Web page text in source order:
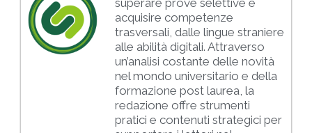
acquisire competenze
trasversali, dalle lingue straniere
alle abilità digitali. Attraverso
un’analisi costante delle novità
nel mondo universitario e della
formazione post laurea, la
redazione offre strumenti
pratici e contenuti strategici per